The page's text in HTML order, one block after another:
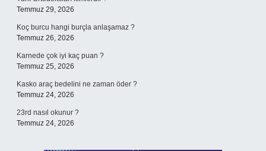
Temmuz 29, 2026
Koç burcu hangi burçla anlaşamaz ?
Temmuz 26, 2026
Karnede çok iyi kaç puan ?
Temmuz 25, 2026
Kasko araç bedelini ne zaman öder ?
Temmuz 24, 2026
23rd nasıl okunur ?
Temmuz 24, 2026